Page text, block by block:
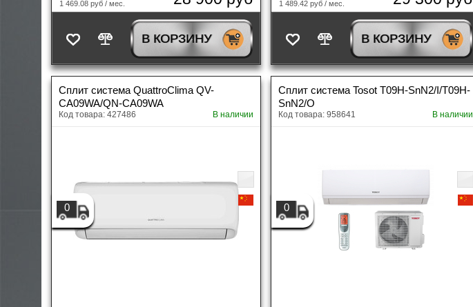
1 469.08 руб / мес.
В КОРЗИНУ
1 489.42 руб / мес.
В КОРЗИНУ
Сплит система QuattroClima QV-
CA09WA/QN-CA09WA
Код товара: 427486 В наличии
0
Сплит система Tosot T09H-SnN2/I/T09H-
SnN2/O
Код товара: 958641 В наличии
0